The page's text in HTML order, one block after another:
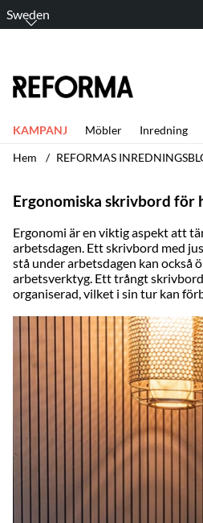
Sweden
KAMPANJ Möbler Inredning
Hem
REFORMAS
Ergonomiska skrivbord för
Ergonomi är en viktig aspekt att
arbetsdagen. Ett skrivbord med
stå under arbetsdagen kan
arbetsverktyg. Ett trångt
organiserad, vilket i sin tur kan